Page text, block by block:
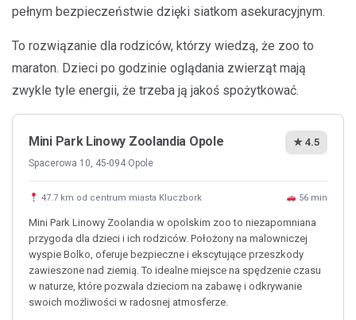
pełnym bezpieczeństwie dzięki siatkom asekuracyjnym.
To rozwiązanie dla rodziców, którzy wiedzą, że zoo to
maraton. Dzieci po godzinie oglądania zwierząt mają
zwykle tyle energii, że trzeba ją jakoś spożytkować.
Mini Park Linowy Zoolandia Opole
Spacerowa 10, 45-094 Opole
★ 4.5
47.7 km od centrum miasta Kluczbork 56 min
Mini Park Linowy Zoolandia w opolskim zoo to niezapomniana
przygoda dla dzieci i ich rodziców. Położony na malowniczej
wyspie Bolko, oferuje bezpieczne i ekscytujące przeszkody
zawieszone nad ziemią. To idealne miejsce na spędzenie czasu
w naturze, które pozwala dzieciom na zabawę i odkrywanie
swoich możliwości w radosnej atmosferze.